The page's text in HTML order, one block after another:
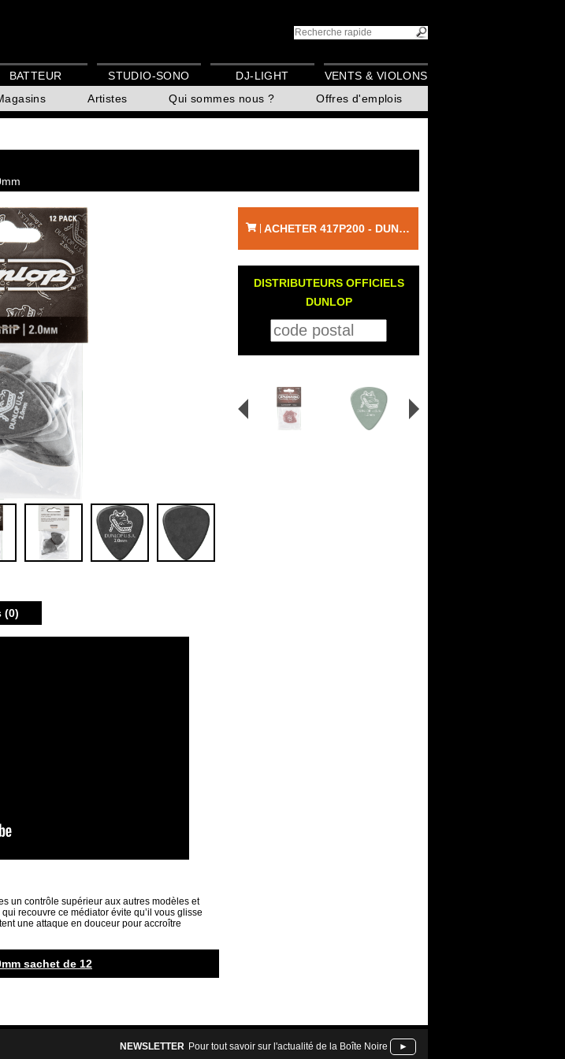
Artistes Qui sommes nous ? Offres d'emplois
BATTEUR STUDIO-SONO DJ-LIGHT VENTS & VIOLONS
un contrôle supérieur aux autres modèles et
recouvre ce médiator évite qu’il vous glisse
une attaque en douceur pour accroître
(0)
sachet de 12
ACHETER 417P200 - DUNLOP
DISTRIBUTEURS OFFICIELS
DUNLOP
NEWSLETTER Pour tout savoir sur l'actualité de la Boîte Noire ►